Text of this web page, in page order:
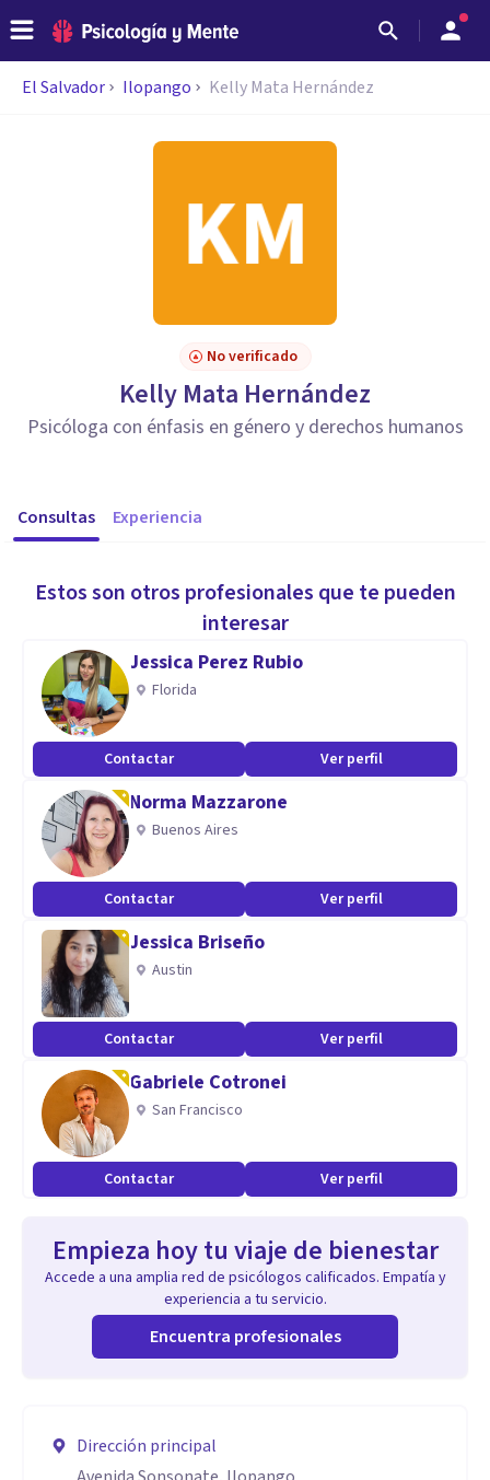
El Salvador Ilopango Kelly Mata Hernández
No verificado
Kelly Mata Hernández
Psicóloga con énfasis en género y derechos humanos
Consultas Experiencia
Estos son otros profesionales que te pueden
interesar
Jessica Perez Rubio
Florida
Contactar Ver perfil
Norma Mazzarone
Buenos Aires
Contactar Ver perfil
Jessica Briseño
Austin
Contactar Ver perfil
Gabriele Cotronei
San Francisco
Contactar Ver perfil
Empieza hoy tu viaje de bienestar
Accede a una amplia red de psicólogos calificados. Empatía y
experiencia a tu servicio.
Encuentra profesionales
Dirección principal